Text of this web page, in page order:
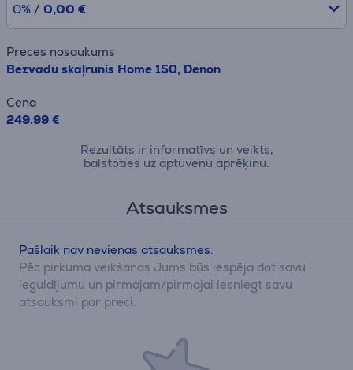
0% / 0,00 €
Preces nosaukums
Bezvadu skaļrunis Home 150, Denon
Cena
249.99 €
Rezultāts ir informatīvs un veikts,
balstoties uz aptuvenu aprēķinu.
Atsauksmes
Pašlaik nav nevienas atsauksmes.
Pēc pirkuma veikšanas Jums būs iespēja dot savu
ieguldījumu un pirmajam/pirmajai iesniegt savu
atsauksmi par preci.